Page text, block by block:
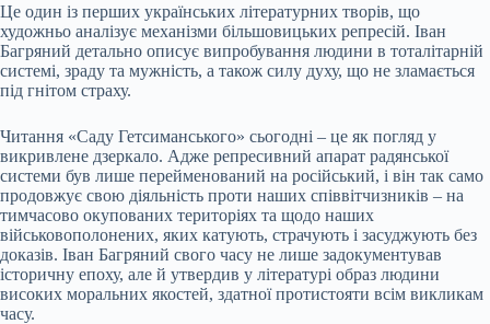
Це один із перших українських літературних творів, що
художньо аналізує механізми більшовицьких репресій. Іван
Багряний детально описує випробування людини в тоталітарній
системі, зраду та мужність, а також силу духу, що не зламається
під гнітом страху.
Читання «Саду Гетсиманського» сьогодні – це як погляд у
викривлене дзеркало. Адже репресивний апарат радянської
системи був лише перейменований на російський, і він так само
продовжує свою діяльність проти наших співвітчизників – на
тимчасово окупованих територіях та щодо наших
військовополонених, яких катують, страчують і засуджують без
доказів. Іван Багряний свого часу не лише задокументував
історичну епоху, але й утвердив у літературі образ людини
високих моральних якостей, здатної протистояти всім викликам
часу.